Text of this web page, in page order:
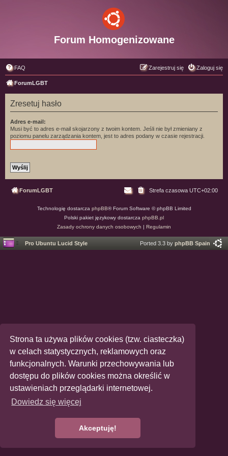
Strona ta używa plików cookies (tzw. ciasteczka)
w celach statystycznych, reklamowych oraz
funkcjonalnych. Warunki przechowywania lub
dostępu do plików cookies można określić w
ustawieniach przeglądarki internetowej.
Dowiedz się więcej
Akceptuję!
Forum Homogenizowane
FAQ Zaloguj się
Zarejestruj się
ForumLGBT
Zresetuj hasło
Adres e-mail:
Musi być to adres e-mail skojarzony z twoim kontem. Jeśli nie był zmieniany z
poziomu panelu zarządzania kontem, jest to adres podany w czasie rejestracji.
ForumLGBT Strefa czasowa UTC+02:00
Technologię dostarcza phpBB® Forum Software © phpBB Limited
Polski pakiet językowy dostarcza phpBB.pl
Zasady ochrony danych osobowych | Regulamin
Pro Ubuntu Lucid Style Ported 3.3 by phpBB Spain